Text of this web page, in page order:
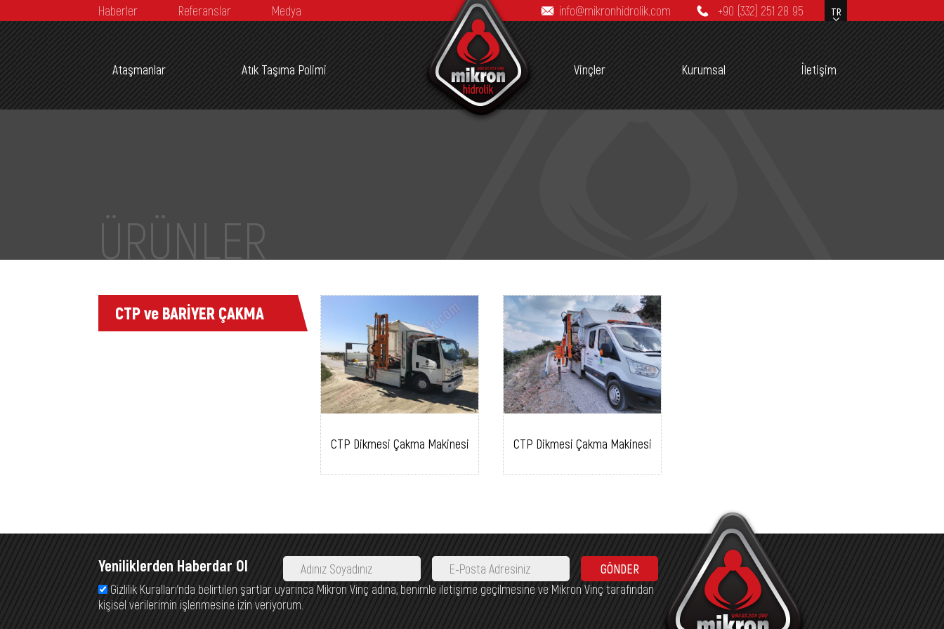
Haberler Referanslar Medya +90 (332) 251 28 95
info@mikronhidrolik.com
Ataşmanlar Atık Taşıma Polimi Vinçler Kurumsal İletişim
ÜRÜNLER
CTP ve BARİYER ÇAKMA
CTP Dikmesi Çakma Makinesi CTP Dikmesi Çakma Makinesi
Yeniliklerden Haberdar Ol
GÖNDER
Gizlilik Kuralları’nda belirtilen şartlar uyarınca Mikron Vinç adına, benimle iletişime geçilmesine ve Mikron Vinç tarafından
kişisel verilerimin işlenmesine izin veriyorum.